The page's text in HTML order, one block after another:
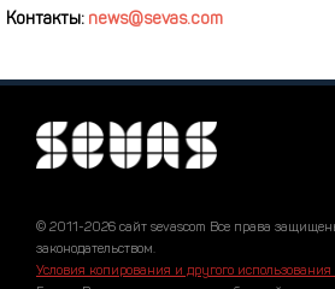
Контакты: news@sevas.com
© 2011-2026 сайт sevascom Все права
законодательством.
Условия копирования и другого